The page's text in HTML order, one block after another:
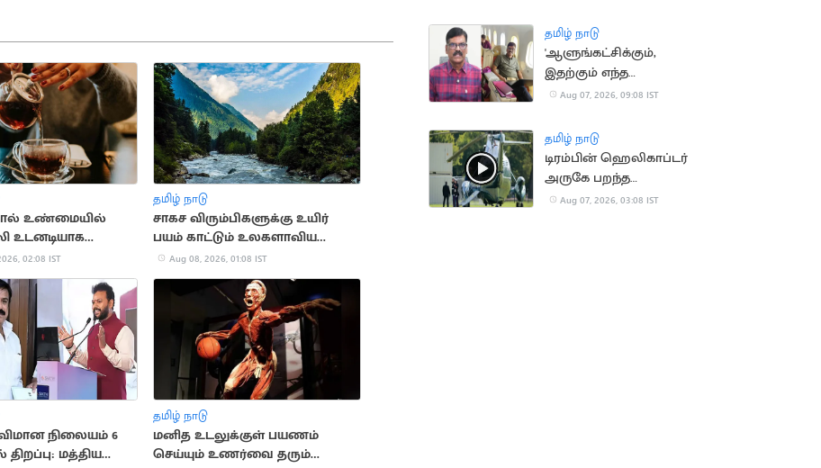
உண்மையில்
உடனடியாக
02:08 IST
தமிழ் நாடு
சாகச விரும்பிகளுக்கு உயிர்
பயம் காட்டும் உலகளாவிய
ஆபத்தான இடங்கள்
Aug 08, 2026, 01:08 IST
நிலையம் 6
திறப்பு: மத்திய
தமிழ் நாடு
மனித உடலுக்குள் பயணம்
செய்யும் உணர்வை தரும்
தமிழ் நாடு
'ஆளுங்கட்சிக்கும்,
இதற்கும் எந்த
சம்பந்தமும் இல்லை' -
Aug 07, 2026, 09:08 IST
தமிழ் நாடு
டிரம்பின் ஹெலிகாப்டர்
அருகே பறந்த
பயணிகள் விமானம்
Aug 07, 2026, 03:08 IST